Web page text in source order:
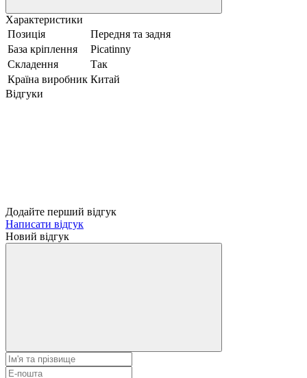
Характеристики
Позиція
Передня та задня
База кріплення
Picatinny
Складення
Так
Країна виробник Китай
Відгуки
Додайте перший відгук
Написати відгук
Новий відгук